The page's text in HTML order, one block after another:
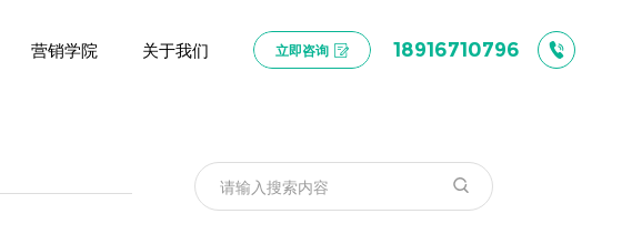
营销学院 关于我们 立即咨询 18916710796